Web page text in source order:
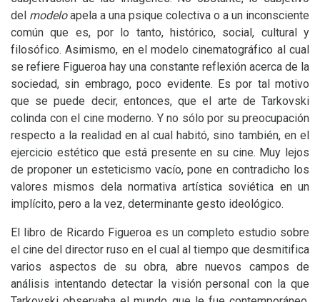
del modeloapela a una psique colectiva o a un inconsciente
común que es, por lo tanto, histórico, social, cultural y
filosófico. Asimismo, en el modelo cinematográfico al cual
se refiere Figueroa hay una constante reflexión acerca de la
sociedad, sin embrago, poco evidente. Es por tal motivo
que se puede decir, entonces, que el arte de Tarkovski
colinda con el cine moderno. Y no sólo por su preocupación
respecto a la realidad en al cual habitó, sino también, en el
ejercicio estético que está presente en su cine. Muy lejos
de proponer un esteticismo vacío, pone en contradicho los
valores mismos dela normativa artística soviética en un
implícito, pero a la vez, determinante gesto ideológico.
El libro de Ricardo Figueroa es un completo estudio sobre
el cine del director ruso en el cual al tiempo que desmitifica
varios aspectos de su obra, abre nuevos campos de
análisis intentando detectar la visión personal con la que